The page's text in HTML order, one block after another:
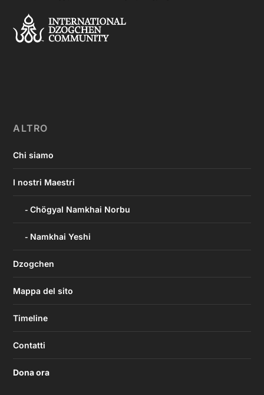
ALTRO
Chi siamo
I nostri Maestri
Chögyal Namkhai Norbu
Namkhai Yeshi
Dzogchen
Mappa del sito
Timeline
Contatti
Dona ora